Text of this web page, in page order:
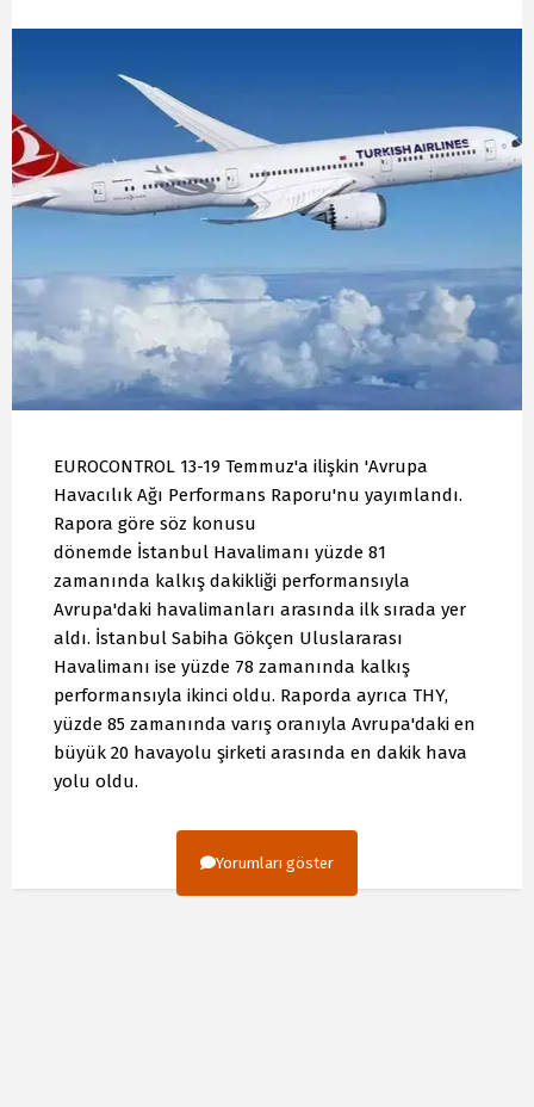
EUROCONTROL 13-19 Temmuz'a ilişkin 'Avrupa
Havacılık Ağı Performans Raporu'nu yayımlandı.
Rapora göre söz konusu
dönemde İstanbul Havalimanı yüzde 81
zamanında kalkış dakikliği performansıyla
Avrupa'daki havalimanları arasında ilk sırada yer
aldı. İstanbul Sabiha Gökçen Uluslararası
Havalimanı ise yüzde 78 zamanında kalkış
performansıyla ikinci oldu. Raporda ayrıca THY,
yüzde 85 zamanında varış oranıyla Avrupa'daki en
büyük 20 havayolu şirketi arasında en dakik hava
yolu oldu.
Yorumları göster